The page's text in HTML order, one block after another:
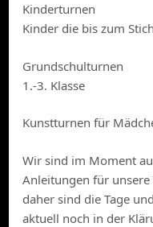
Kinderturnen
Kinder die bis zum
Grundschulturnen
1.-3. Klasse
Kunstturnen für
Wir sind im Moment
Anleitungen für
daher sind die Tage
aktuell noch in der